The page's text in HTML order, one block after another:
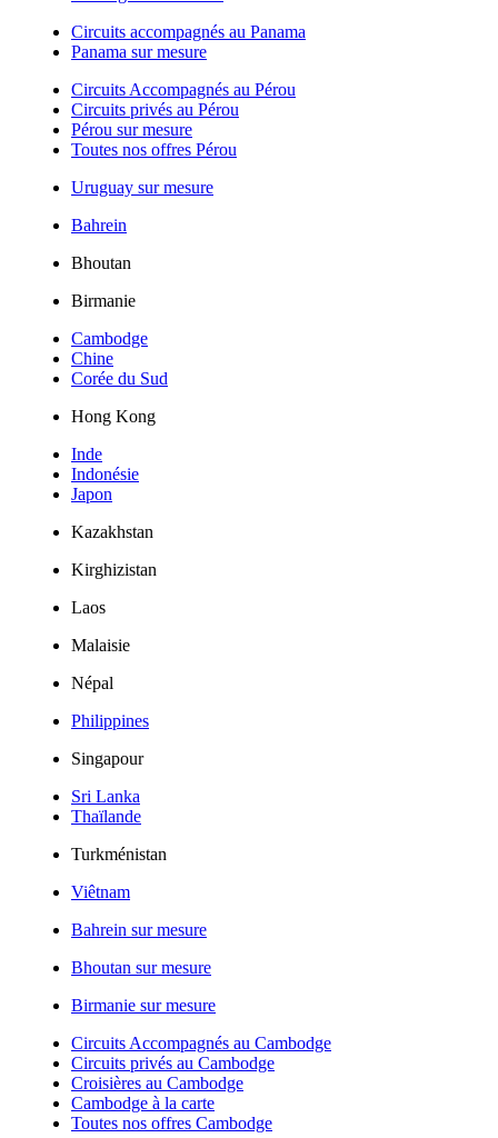
Circuits accompagnés au Panama
Panama sur mesure
Circuits Accompagnés au Pérou
Circuits privés au Pérou
Pérou sur mesure
Toutes nos offres Pérou
Uruguay sur mesure
Bahrein
Bhoutan
Birmanie
Cambodge
Chine
Corée du Sud
Hong Kong
Inde
Indonésie
Japon
Kazakhstan
Kirghizistan
Laos
Malaisie
Népal
Philippines
Singapour
Sri Lanka
Thaïlande
Turkménistan
Viêtnam
Bahrein sur mesure
Bhoutan sur mesure
Birmanie sur mesure
Circuits Accompagnés au Cambodge
Circuits privés au Cambodge
Croisières au Cambodge
Cambodge à la carte
Toutes nos offres Cambodge